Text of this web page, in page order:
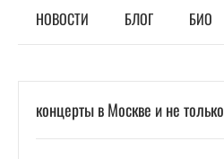
НОВОСТИ БЛОГ БИО
концерты в Москве и не только